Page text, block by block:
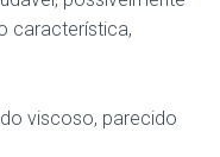
característica,
viscoso, parecido